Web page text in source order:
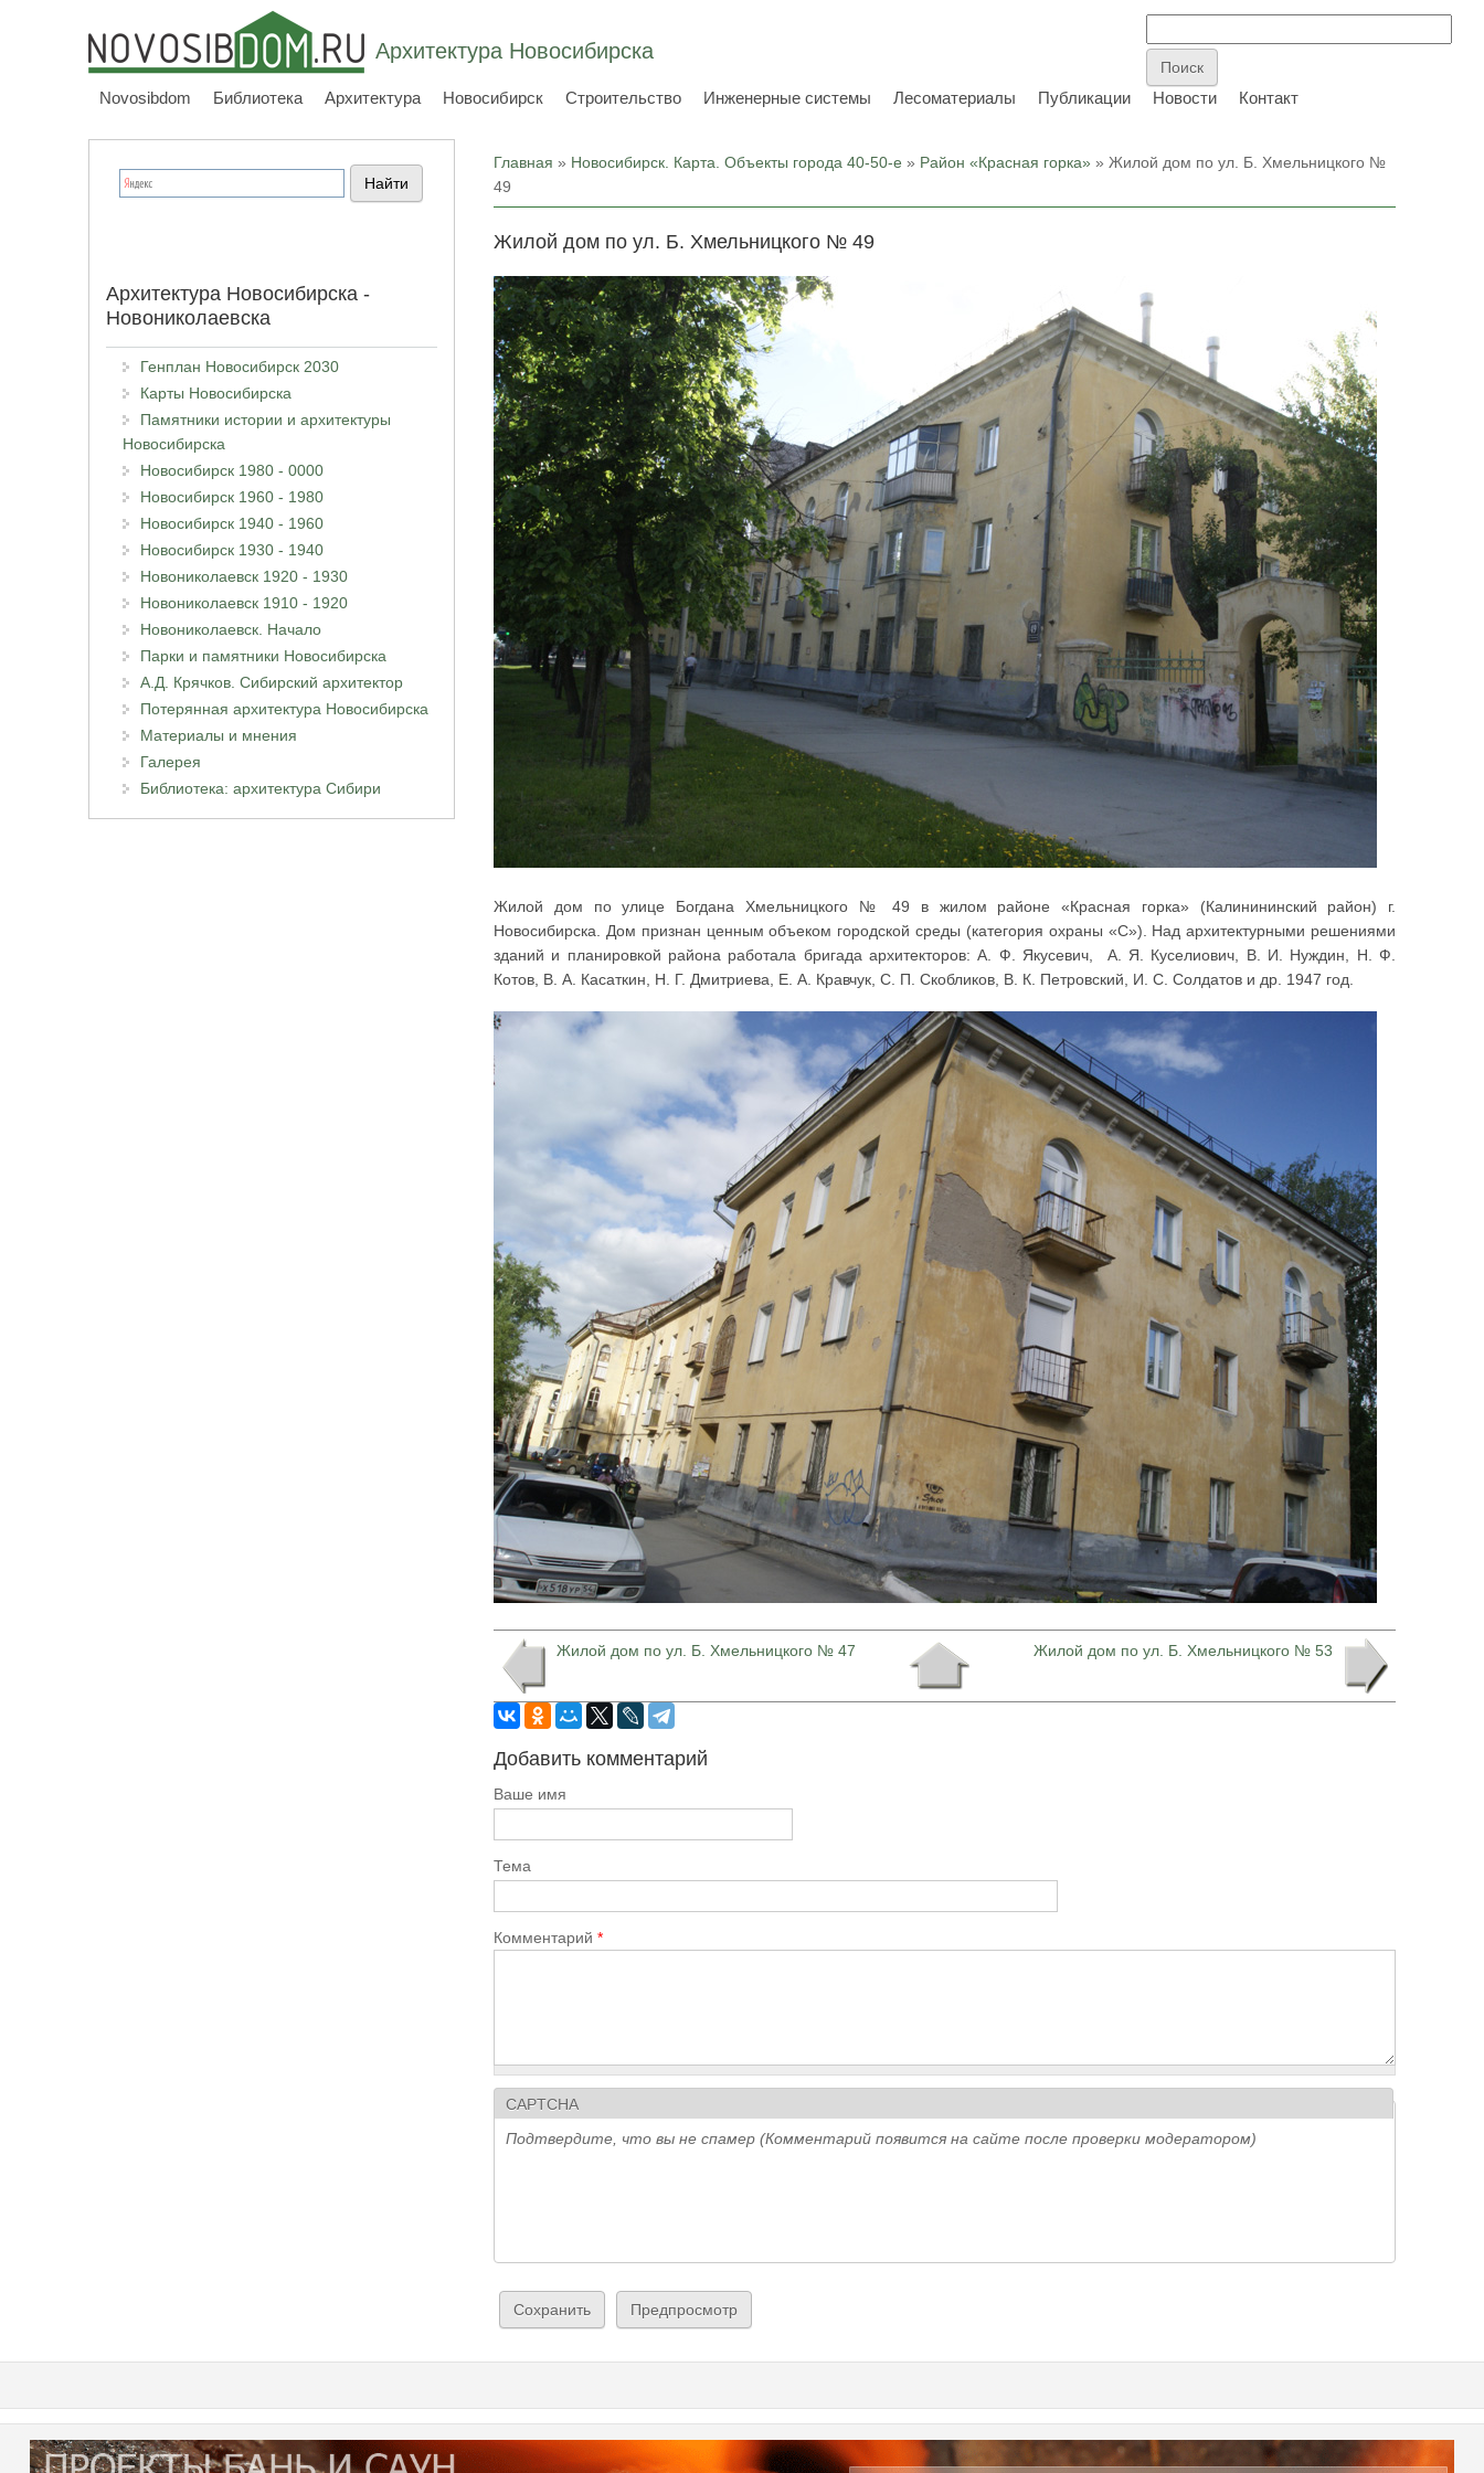
Архитектура Новосибирска
Novosibdom Библиотека Архитектура Новосибирск Строительство Инженерные системы Лесоматериалы Публикации Новости Контакт
Вы здесь
Главная » Новосибирск. Карта. Объекты города 40-50-е » Район «Красная горка» » Жилой дом по ул. Б. Хмельницкого №
49
Жилой дом по ул. Б. Хмельницкого № 49
Жилой дом по улице Богдана Хмельницкого № 49 в жилом районе «Красная горка» (Калинининский район) г.
Новосибирска. Дом признан ценным объеком городской среды (категория охраны «С»). Над архитектурными решениями
зданий и планировкой района работала бригада архитекторов: А. Ф. Якусевич, А. Я. Куселиович, В. И. Нуждин, Н. Ф.
Котов, В. А. Касаткин, Н. Г. Дмитриева, Е. А. Кравчук, С. П. Скобликов, В. К. Петровский, И. С. Солдатов и др. 1947 год.
Жилой дом по ул. Б. Хмельницкого № 47 Жилой дом по ул. Б. Хмельницкого № 53
Добавить комментарий
Ваше имя
Тема
Комментарий*
CAPTCHA
Подтвердите, что вы не спамер (Комментарий появится на сайте после проверки модератором)
Архитектура Новосибирска -
Новониколаевска
Генплан Новосибирск 2030
Карты Новосибирска
Памятники истории и архитектуры
Новосибирска
Новосибирск 1980 - 0000
Новосибирск 1960 - 1980
Новосибирск 1940 - 1960
Новосибирск 1930 - 1940
Новониколаевск 1920 - 1930
Новониколаевск 1910 - 1920
Новониколаевск. Начало
Парки и памятники Новосибирска
А.Д. Крячков. Сибирский архитектор
Потерянная архитектура Новосибирска
Материалы и мнения
Галерея
Библиотека: архитектура Сибири